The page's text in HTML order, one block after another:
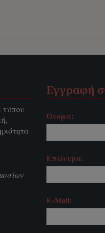
τύπου
Εγγραφή
Όνομα:
Επώνυμο:
E-Mail: